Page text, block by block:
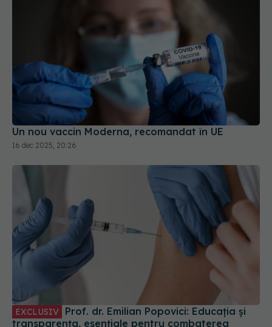
Un nou vaccin Moderna, recomandat în UE
16 dec 2025, 20:26
transparența, esențiale pentru combaterea
scepticismului față de vaccinuri
25 mar 2025, 17:40